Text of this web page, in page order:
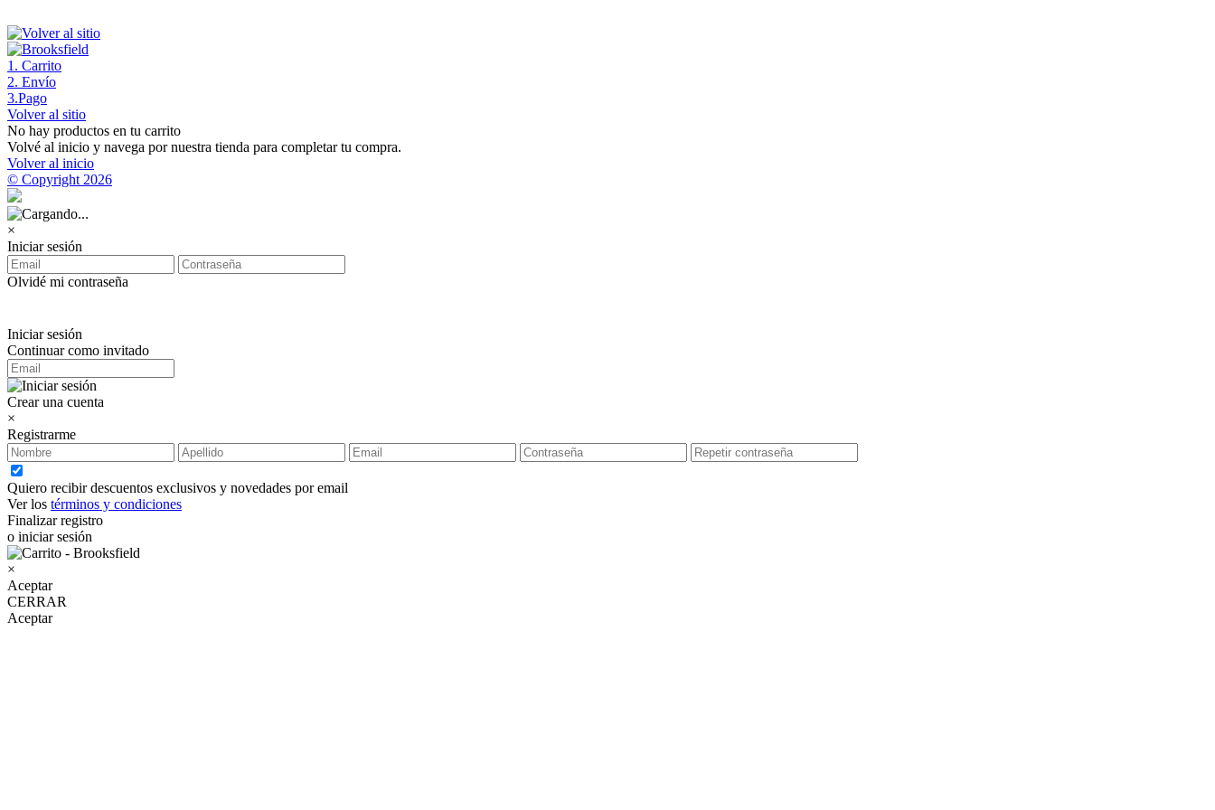
1 . Carrito
2. Envío
3.Pago
Volver al sitio
No hay productos en tu carrito
Volvé al inicio y navega por nuestra tienda para completar tu compra.
Volver al inicio
© Copyright 2026
×
Iniciar sesión
Olvidé mi contraseña
Iniciar sesión
Continuar como invitado
Crear una cuenta
×
Registrarme
Quiero recibir descuentos exclusivos y novedades por email
Ver los términos y condiciones
Finalizar registro
o iniciar sesión
×
Aceptar
CERRAR
Aceptar